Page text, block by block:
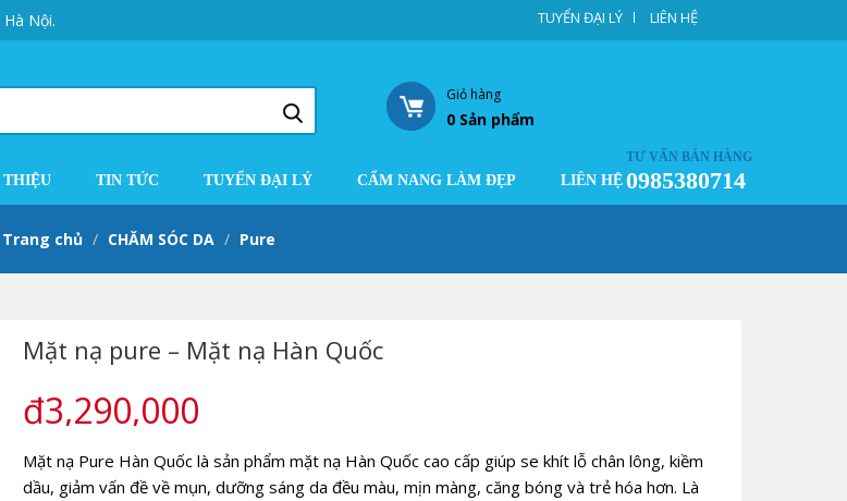
Nội. TUYỂN ĐẠI LÝ LIÊN HỆ
Giỏ hàng
0 Sản phẩm
TIN TỨC TUYỂN ĐẠI LÝ CẨM NANG LÀM ĐẸP LIÊN HỆ
TƯ VẤN BÁN HÀNG
0985380714
Trang chủ CHĂM SÓC DA Pure
Mặt nạ pure – Mặt nạ Hàn Quốc
₫3,290,000
Mặt nạ Pure Hàn Quốc là sản phẩm mặt nạ Hàn Quốc cao cấp giúp se khít lỗ chân lông, kiềm
dầu, giảm vấn đề về mụn, dưỡng sáng da đều màu, mịn màng, căng bóng và trẻ hóa hơn. Là